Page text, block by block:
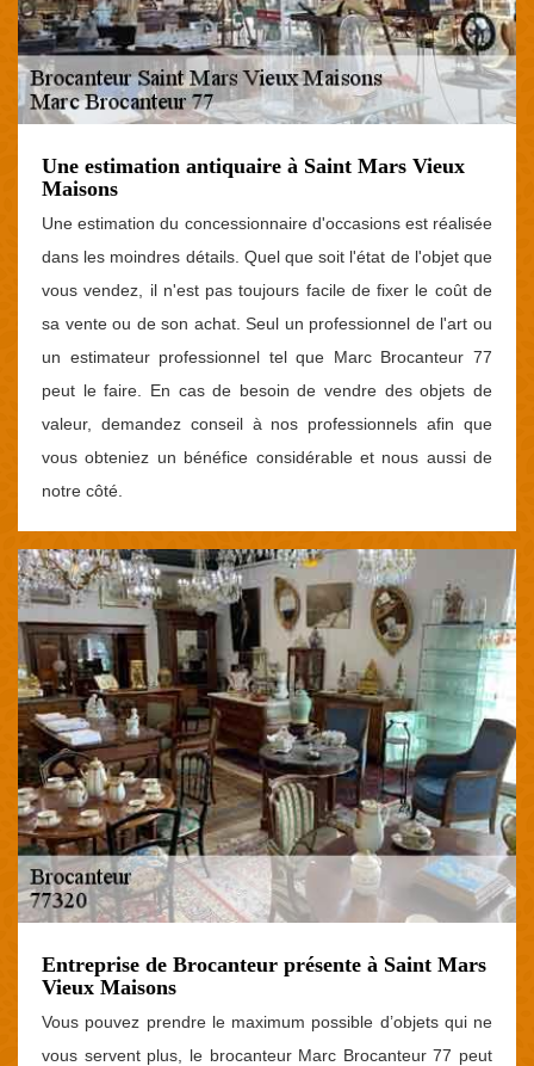
Une estimation antiquaire à Saint Mars Vieux
Maisons
Une estimation du concessionnaire d'occasions est réalisée
dans les moindres détails. Quel que soit l'état de l'objet que
vous vendez, il n'est pas toujours facile de fixer le coût de
sa vente ou de son achat. Seul un professionnel de l'art ou
un estimateur professionnel tel que Marc Brocanteur 77
peut le faire. En cas de besoin de vendre des objets de
valeur, demandez conseil à nos professionnels afin que
vous obteniez un bénéfice considérable et nous aussi de
notre côté.
Entreprise de Brocanteur présente à Saint Mars
Vieux Maisons
Vous pouvez prendre le maximum possible d’objets qui ne
vous servent plus, le brocanteur Marc Brocanteur 77 peut